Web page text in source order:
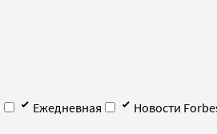
Ежедневная
Новости